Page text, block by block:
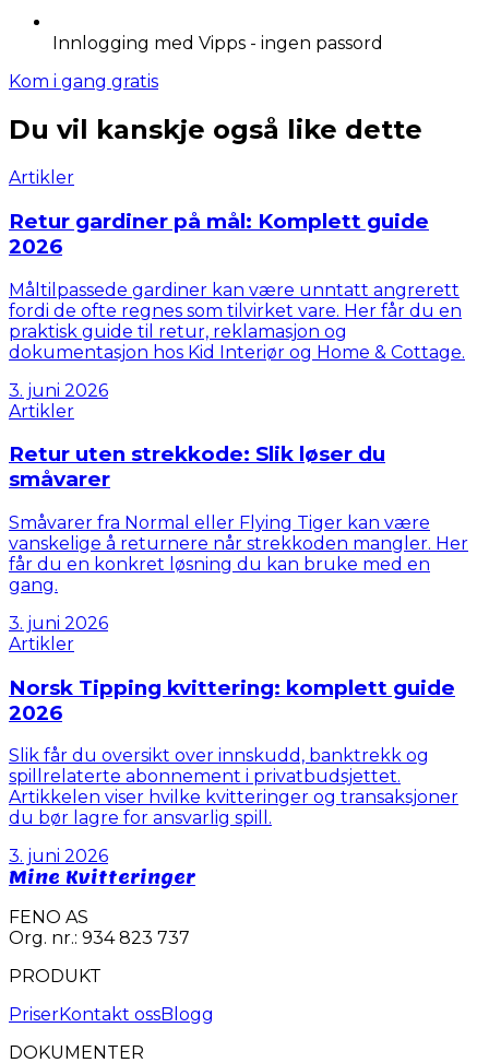
Innlogging med Vipps - ingen passord
Kom i gang gratis
Du vil kanskje også like dette
Artikler
Retur gardiner på mål: Komplett guide
2026
Måltilpassede gardiner kan være unntatt angrerett
fordi de ofte regnes som tilvirket vare. Her får du en
praktisk guide til retur, reklamasjon og
dokumentasjon hos Kid Interiør og Home & Cottage.
3. juni 2026
Artikler
Retur uten strekkode: Slik løser du
småvarer
Småvarer fra Normal eller Flying Tiger kan være
vanskelige å returnere når strekkoden mangler. Her
får du en konkret løsning du kan bruke med en
gang.
3. juni 2026
Artikler
Norsk Tipping kvittering: komplett guide
2026
Slik får du oversikt over innskudd, banktrekk og
spillrelaterte abonnement i privatbudsjettet.
Artikkelen viser hvilke kvitteringer og transaksjoner
du bør lagre for ansvarlig spill.
3. juni 2026
Mine Kvitteringer
FENO AS
Org. nr.: 934 823 737
PRODUKT
PriserKontakt ossBlogg
DOKUMENTER